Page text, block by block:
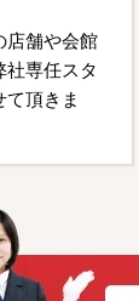
店舗や会館
社専任スタ
て頂きま